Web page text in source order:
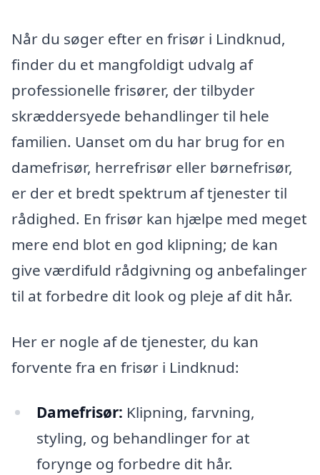
Når du søger efter en frisør i Lindknud,
finder du et mangfoldigt udvalg af
professionelle frisører, der tilbyder
skræddersyede behandlinger til hele
familien. Uanset om du har brug for en
damefrisør, herrefrisør eller børnefrisør,
er der et bredt spektrum af tjenester til
rådighed. En frisør kan hjælpe med meget
mere end blot en god klipning; de kan
give værdifuld rådgivning og anbefalinger
til at forbedre dit look og pleje af dit hår.
Her er nogle af de tjenester, du kan
forvente fra en frisør i Lindknud:
Damefrisør: Klipning, farvning,
styling, og behandlinger for at
forynge og forbedre dit hår.